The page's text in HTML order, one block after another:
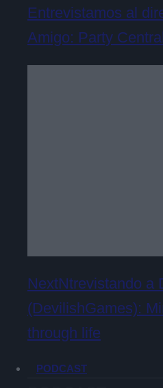
Entrevistamos al
Amigo: Party
NextNtrevistando a
(DevilishGames):
through life
PODCAST